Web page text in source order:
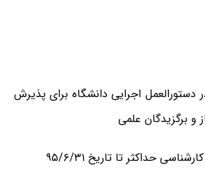
دستورالعمل اجرایی دانشگاه برای پذیرش
و برگزیدگان علمی
حداکثر تا تاریخ ۹۵/۶/۳۱